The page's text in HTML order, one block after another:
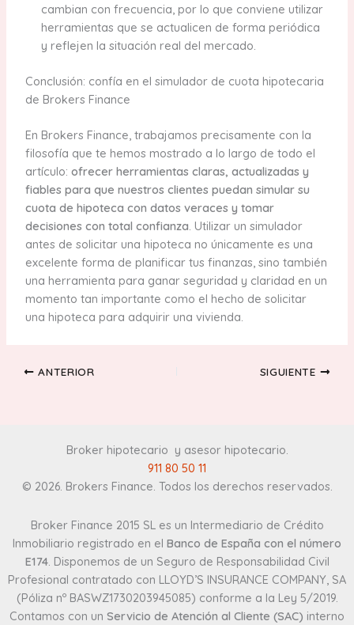
cambian con frecuencia, por lo que conviene utilizar
herramientas que se actualicen de forma periódica
y reflejen la situación real del mercado.
Conclusión: confía en el simulador de cuota hipotecaria
de Brokers Finance
En Brokers Finance, trabajamos precisamente con la
filosofía que te hemos mostrado a lo largo de todo el
artículo: ofrecer herramientas claras, actualizadas y
fiables para que nuestros clientes puedan simular su
cuota de hipoteca con datos veraces y tomar
decisiones con total confianza. Utilizar un simulador
antes de solicitar una hipoteca no únicamente es una
excelente forma de planificar tus finanzas, sino también
una herramienta para ganar seguridad y claridad en un
momento tan importante como el hecho de solicitar
una hipoteca para adquirir una vivienda.
ANTERIOR SIGUIENTE
Broker hipotecario y asesor hipotecario.
911 80 50 11
© 2026. Brokers Finance. Todos los derechos reservados.
Broker Finance 2015 SL es un Intermediario de Crédito
Inmobiliario registrado en el Banco de España con el número
E174. Disponemos de un Seguro de Responsabilidad Civil
Profesional contratado con LLOYD’S INSURANCE COMPANY, SA
(Póliza nº BASWZ1730203945085) conforme a la Ley 5/2019.
Contamos con un Servicio de Atención al Cliente (SAC) interno